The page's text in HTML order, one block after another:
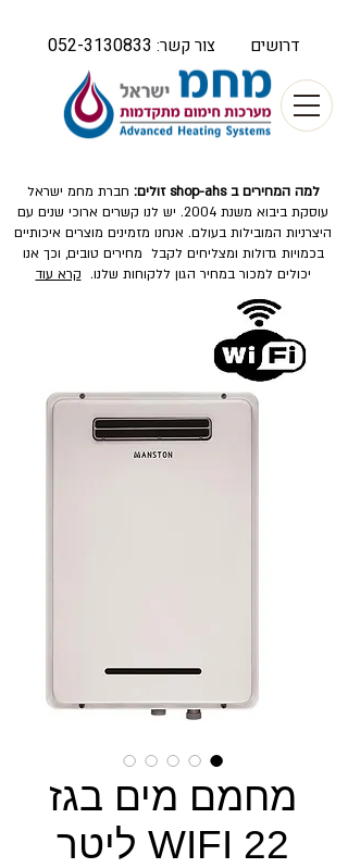
דרושים צור קשר: 052-3130833
למה המחירים ב shop-ahs זולים:
חברת מחמ ישראל
עוסקת ביבוא משנת 2004. יש לנו קשרים ארוכי שנים עם
היצרניות המובילות בעולם. אנחנו מזמינים מוצרים איכותיים
בכמויות גדולות ומצליחים לקבל מחירים טובים, וכך אנו
יכולים למכור במחיר הגון ללקוחות שלנו. קרא עוד
מחמם מים בגז
WIFI 22 ליטר